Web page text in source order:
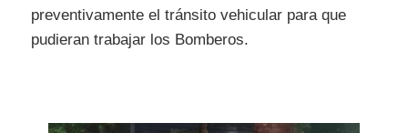
preventivamente el tránsito vehicular para que
pudieran trabajar los Bomberos.